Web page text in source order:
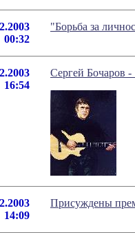
00:32
"Борьба за
16:54
Сергей Бочаров
14:09
Присуждены